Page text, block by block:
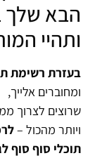
הבא שלך
ותהיי
בעזרת רשימת
ומחוברים אלייך,
שרוצים לצרוך
ויותר מהכול –
תוכלי סוף סוף